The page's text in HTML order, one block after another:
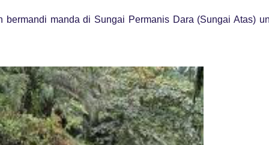
manda di Sungai Permanis Dara (Sungai Atas)